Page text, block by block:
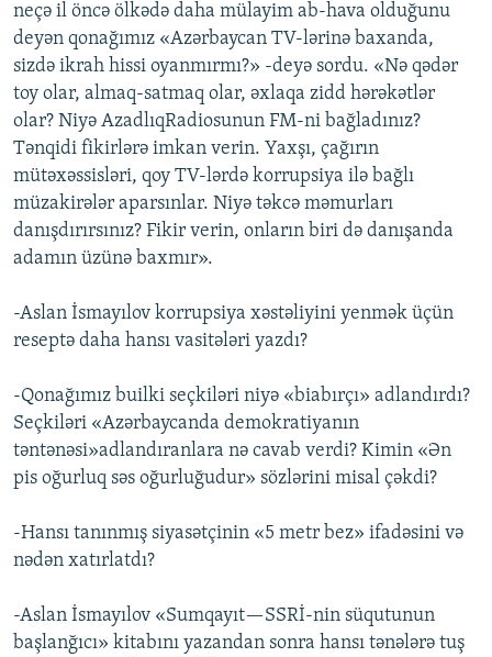
neçə il öncə ölkədə daha mülayim ab-hava olduğunu
deyən qonağımız «Azərbaycan TV-lərinə baxanda,
sizdə ikrah hissi oyanmırmı?» -deyə sordu. «Nə qədər
toy olar, almaq-satmaq olar, əxlaqa zidd hərəkətlər
olar? Niyə AzadlıqRadiosunun FM-ni bağladınız?
Tənqidi fikirlərə imkan verin. Yaxşı, çağırın
mütəxəssisləri, qoy TV-lərdə korrupsiya ilə bağlı
müzakirələr aparsınlar. Niyə təkcə məmurları
danışdırırsınız? Fikir verin, onların biri də danışanda
adamın üzünə baxmır».
-Aslan İsmayılov korrupsiya xəstəliyini yenmək üçün
reseptə daha hansı vasitələri yazdı?
-Qonağımız builki seçkiləri niyə «biabırçı» adlandırdı?
Seçkiləri «Azərbaycanda demokratiyanın
təntənəsi»adlandıranlara nə cavab verdi? Kimin «Ən
pis oğurluq səs oğurluğudur» sözlərini misal çəkdi?
-Hansı tanınmış siyasətçinin «5 metr bez» ifadəsini və
nədən xatırlatdı?
-Aslan İsmayılov «Sumqayıt—SSRİ-nin süqutunun
başlanğıcı» kitabını yazandan sonra hansı tənələrə tuş